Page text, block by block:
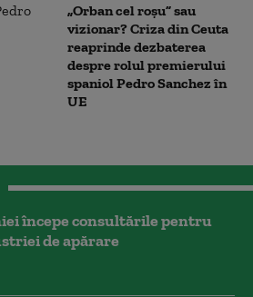
„Orban cel roșu” sau
vizionar? Criza din Ceuta
reaprinde dezbaterea
despre rolul premierului
spaniol Pedro Sanchez în
UE
începe consultările pentru
de apărare